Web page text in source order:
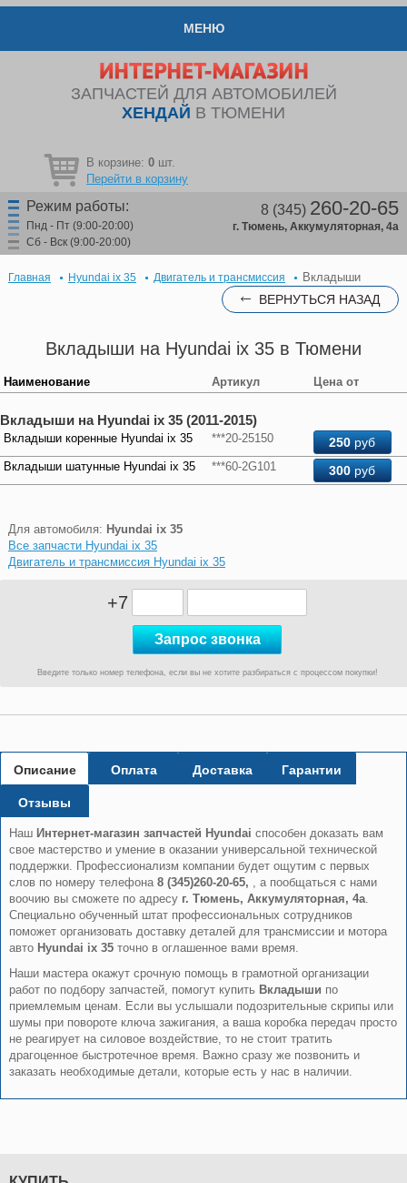
МЕНЮ
ЗАПЧАСТЕЙ ДЛЯ АВТОМОБИЛЕЙ
ХЕНДАЙ В ТЮМЕНИ
В корзине: 0 шт.
Перейти в корзину
Режим работы:
Пнд - Пт (9:00-20:00)
Сб - Вск (9:00-20:00)
8 (345) 260-20-65
г. Тюмень, Аккумуляторная, 4а
Главная Hyundai ix 35 Двигатель и трансмиссия Вкладыши
ВЕРНУТЬСЯ НАЗАД
Вкладыши на Hyundai ix 35 в Тюмени
Наименование Артикул Цена от
Вкладыши на Hyundai ix 35 (2011-2015)
Вкладыши коренные Hyundai ix 35 ***20-25150 250руб
Вкладыши шатунные Hyundai ix 35 ***60-2G101 300руб
Для автомобиля: Hyundai ix 35
Все запчасти Hyundai ix 35
Двигатель и трансмиссия Hyundai ix 35
+7
Введите только номер телефона, если вы не хотите разбираться с процессом покупки!
Описание Оплата Доставка Гарантии
Отзывы
Наш Интернет-магазин запчастей Hyundai способен доказать вам
свое мастерство и умение в оказании универсальной технической
поддержки. Профессионализм компании будет ощутим с первых
слов по номеру телефона 8 (345)260-20-65, , а пообщаться с нами
воочию вы сможете по адресу г. Тюмень, Аккумуляторная, 4а.
Специально обученный штат профессиональных сотрудников
поможет организовать доставку деталей для трансмиссии и мотора
авто Hyundai ix 35точно в оглашенное вами время.
Наши мастера окажут срочную помощь в грамотной организации
работ по подбору запчастей, помогут купить Вкладыши по
приемлемым ценам. Если вы услышали подозрительные скрипы или
шумы при повороте ключа зажигания, а ваша коробка передач просто
не реагирует на силовое воздействие, то не стоит тратить
драгоценное быстротечное время. Важно сразу же позвонить и
заказать необходимые детали, которые есть у нас в наличии.